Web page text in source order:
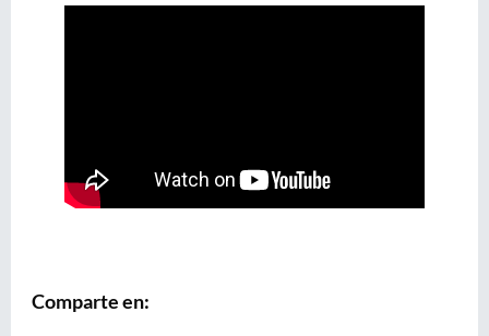
Comparte en: